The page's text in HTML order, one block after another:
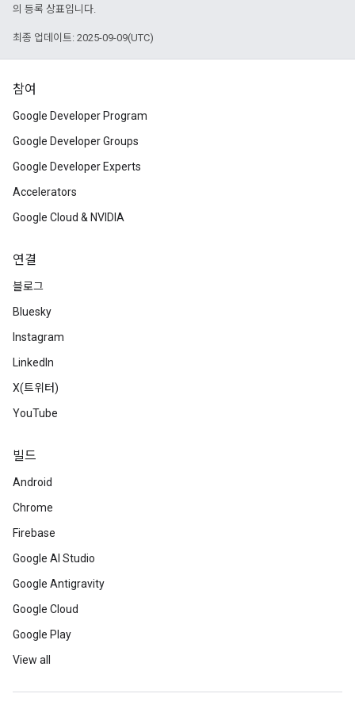
의 등록 상표입니다.
최종 업데이트: 2025-09-09(UTC)
참여
Google Developer Program
Google Developer Groups
Google Developer Experts
Accelerators
Google Cloud & NVIDIA
연결
블로그
Bluesky
Instagram
LinkedIn
X(트위터)
YouTube
빌드
Android
Chrome
Firebase
Google AI Studio
Google Antigravity
Google Cloud
Google Play
View all